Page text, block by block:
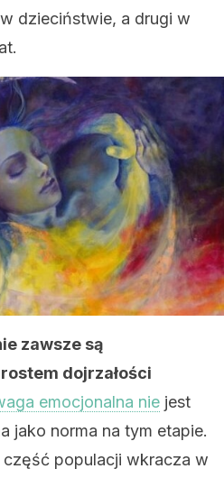
dzieciństwie, a drugi w
zawsze są
dojrzałości
emocjonalna nie jest
jako norma na tym etapie.
część populacji wkracza w